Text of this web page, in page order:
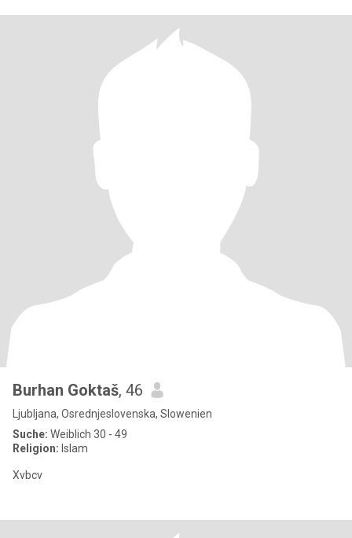
Burhan Goktaš, 46
Ljubljana, Osrednjeslovenska, Slowenien
Suche: Weiblich 30 - 49
Religion: Islam
Xvbcv